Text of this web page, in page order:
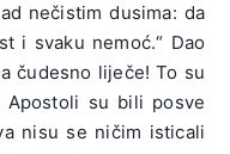
nečistim dusima: da
i svaku nemoć.“ Dao
čudesno liječe! To su
Apostoli su bili posve
nisu se ničim isticali